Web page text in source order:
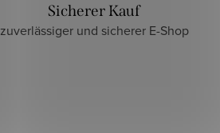
Sicherer Kauf
zuverlässiger und sicherer E-Shop